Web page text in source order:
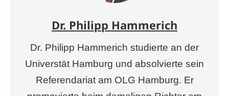
Dr. Philipp Hammerich
Dr. Philipp Hammerich studierte an der
Universtät Hamburg und absolvierte sein
Referendariat am OLG Hamburg. Er